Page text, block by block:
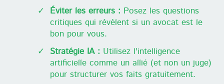
✓ Éviter les erreurs : Posez les questions
critiques qui révèlent si un avocat est le
bon pour vous.
✓ Stratégie IA : Utilisez l'intelligence
artificielle comme un allié (et non un juge)
pour structurer vos faits gratuitement.